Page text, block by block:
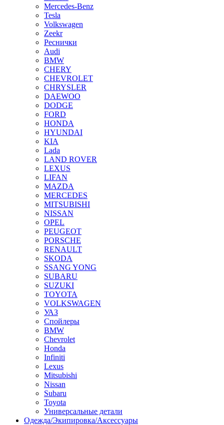
Mercedes-Benz
Tesla
Volkswagen
Zeekr
Реснички
Audi
BMW
CHERY
CHEVROLET
CHRYSLER
DAEWOO
DODGE
FORD
HONDA
HYUNDAI
KIA
Lada
LAND ROVER
LEXUS
LIFAN
MAZDA
MERCEDES
MITSUBISHI
NISSAN
OPEL
PEUGEOT
PORSCHE
RENAULT
SKODA
SSANG YONG
SUBARU
SUZUKI
TOYOTA
VOLKSWAGEN
УАЗ
Спойлеры
BMW
Chevrolet
Honda
Infiniti
Lexus
Mitsubishi
Nissan
Subaru
Toyota
Универсальные детали
Одежда/Экипировка/Аксессуары